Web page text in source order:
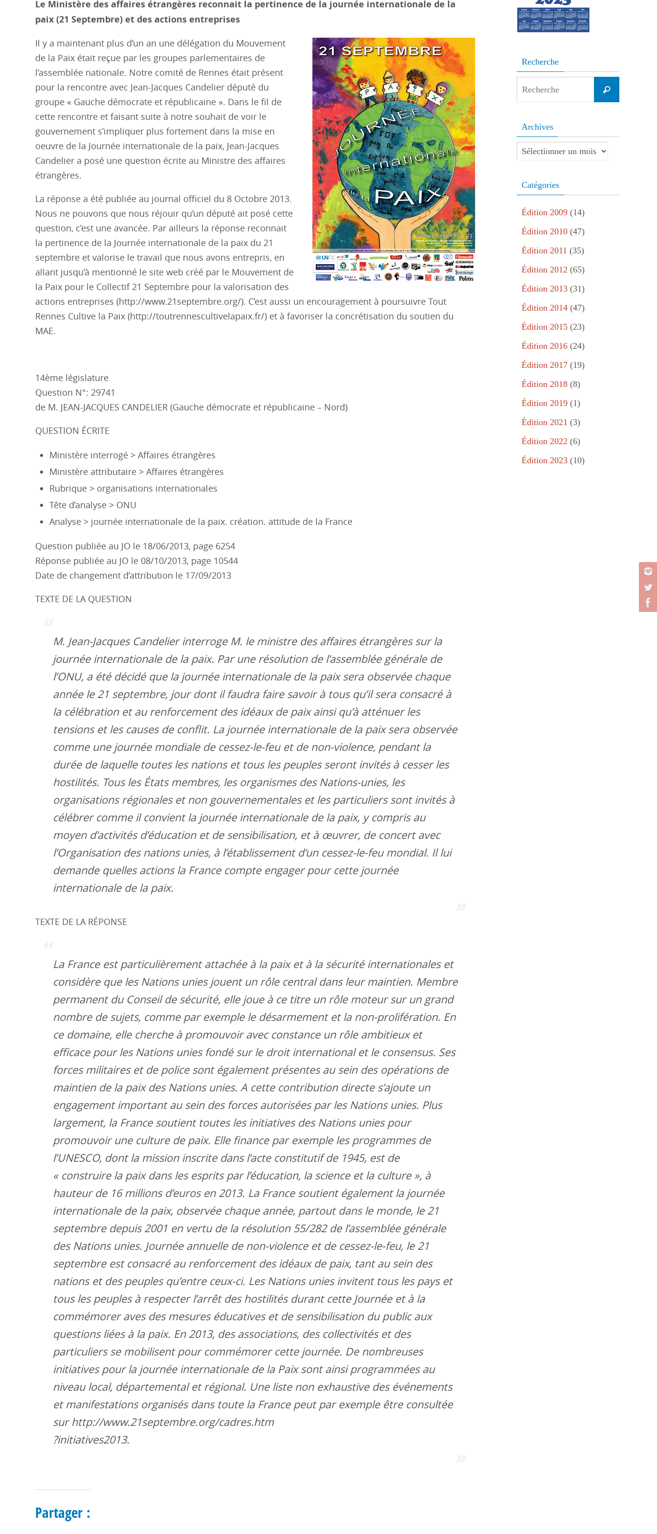
Le Ministère des affaires étrangères reconnait la pertinence de la journée internationale de la
paix (21 Septembre) et des actions entreprises
Il y a maintenant plus d’un an une délégation du Mouvement
de la Paix était reçue par les groupes parlementaires de
l’assemblée nationale. Notre comité de Rennes était présent
pour la rencontre avec Jean-Jacques Candelier député du
groupe « Gauche démocrate et républicaine ». Dans le fil de
cette rencontre et faisant suite à notre souhait de voir le
gouvernement s’impliquer plus fortement dans la mise en
oeuvre de la Journée internationale de la paix, Jean-Jacques
Candelier a posé une question écrite au Ministre des affaires
étrangères.
La réponse a été publiée au journal officiel du 8 Octobre 2013.
Nous ne pouvons que nous réjouir qu’un député ait posé cette
question, c’est une avancée. Par ailleurs la réponse reconnait
la pertinence de la Journée internationale de la paix du 21
septembre et valorise le travail que nous avons entrepris, en
allant jusqu’à mentionné le site web créé par le Mouvement de
la Paix pour le Collectif 21 Septembre pour la valorisation des
actions entreprises (http://www.21septembre.org/). C’est aussi un encouragement à poursuivre Tout
Rennes Cultive la Paix (http://toutrennescultivelapaix.fr/) et à favoriser la concrétisation du soutien du
MAE.
14ème législature
Question N°: 29741
de M. JEAN-JACQUES CANDELIER (Gauche démocrate et républicaine – Nord)
QUESTION ÉCRITE
Ministère interrogé > Affaires étrangères
Ministère attributaire > Affaires étrangères
Rubrique > organisations internationales
Tête d’analyse > ONU
Analyse > journée internationale de la paix. création. attitude de la France
Question publiée au JO le 18/06/2013, page 6254
Réponse publiée au JO le 08/10/2013, page 10544
Date de changement d’attribution le 17/09/2013
TEXTE DE LA QUESTION
M. Jean-Jacques Candelier interroge M. le ministre des affaires étrangères sur la
journée internationale de la paix. Par une résolution de l’assemblée générale de
l’ONU, a été décidé que la journée internationale de la paix sera observée chaque
année le 21 septembre, jour dont il faudra faire savoir à tous qu’il sera consacré à
la célébration et au renforcement des idéaux de paix ainsi qu’à atténuer les
tensions et les causes de conflit. La journée internationale de la paix sera observée
comme une journée mondiale de cessez-le-feu et de non-violence, pendant la
durée de laquelle toutes les nations et tous les peuples seront invités à cesser les
hostilités. Tous les États membres, les organismes des Nations-unies, les
organisations régionales et non gouvernementales et les particuliers sont invités à
célébrer comme il convient la journée internationale de la paix, y compris au
moyen d’activités d’éducation et de sensibilisation, et à œuvrer, de concert avec
l’Organisation des nations unies, à l’établissement d’un cessez-le-feu mondial. Il lui
demande quelles actions la France compte engager pour cette journée
internationale de la paix.
TEXTE DE LA RÉPONSE
La France est particulièrement attachée à la paix et à la sécurité internationales et
considère que les Nations unies jouent un rôle central dans leur maintien. Membre
permanent du Conseil de sécurité, elle joue à ce titre un rôle moteur sur un grand
nombre de sujets, comme par exemple le désarmement et la non-prolifération. En
ce domaine, elle cherche à promouvoir avec constance un rôle ambitieux et
efficace pour les Nations unies fondé sur le droit international et le consensus. Ses
forces militaires et de police sont également présentes au sein des opérations de
maintien de la paix des Nations unies. A cette contribution directe s’ajoute un
engagement important au sein des forces autorisées par les Nations unies. Plus
largement, la France soutient toutes les initiatives des Nations unies pour
promouvoir une culture de paix. Elle finance par exemple les programmes de
l’UNESCO, dont la mission inscrite dans l’acte constitutif de 1945, est de
« construire la paix dans les esprits par l’éducation, la science et la culture », à
hauteur de 16 millions d’euros en 2013. La France soutient également la journée
internationale de la paix, observée chaque année, partout dans le monde, le 21
septembre depuis 2001 en vertu de la résolution 55/282 de l’assemblée générale
des Nations unies. Journée annuelle de non-violence et de cessez-le-feu, le 21
septembre est consacré au renforcement des idéaux de paix, tant au sein des
nations et des peuples qu’entre ceux-ci. Les Nations unies invitent tous les pays et
tous les peuples à respecter l’arrêt des hostilités durant cette Journée et à la
commémorer aves des mesures éducatives et de sensibilisation du public aux
questions liées à la paix. En 2013, des associations, des collectivités et des
particuliers se mobilisent pour commémorer cette journée. De nombreuses
initiatives pour la journée internationale de la Paix sont ainsi programmées au
niveau local, départemental et régional. Une liste non exhaustive des événements
et manifestations organisés dans toute la France peut par exemple être consultée
sur http://www.21septembre.org/cadres.htm
?initiatives2013.
Partager :
Recherche
Recherche
Archives
Archives
Catégories
Édition 2009 (14)
Édition 2010 (47)
Édition 2011 (35)
Édition 2012 (65)
Édition 2013 (31)
Édition 2014 (47)
Édition 2015 (23)
Édition 2016 (24)
Édition 2017 (19)
Édition 2018 (8)
Édition 2019 (1)
Édition 2021 (3)
Édition 2022 (6)
Édition 2023 (10)